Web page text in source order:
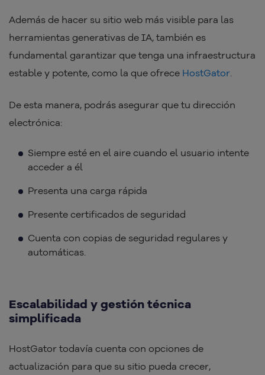
Además de hacer su sitio web más visible para las
herramientas generativas de IA, también es
fundamental garantizar que tenga una infraestructura
estable y potente, como la que ofrece HostGator.
De esta manera, podrás asegurar que tu dirección
electrónica:
Siempre esté en el aire cuando el usuario intente
acceder a él
Presenta una carga rápida
Presente certificados de seguridad
Cuenta con copias de seguridad regulares y
automáticas.
Escalabilidad y gestión técnica
simplificada
HostGator todavía cuenta con opciones de
actualización para que su sitio pueda crecer,